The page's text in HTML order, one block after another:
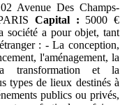
Avenue Des Champs-
Capital : 5000 €
société a pour objet, tant
: - La conception,
l'aménagement, la
transformation et la
types de lieux destinés à
publics ou privés,